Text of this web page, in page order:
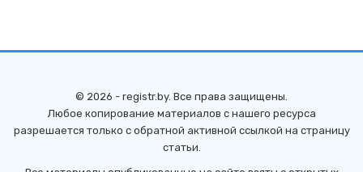
© 2026 - registr.by. Все права защищены.
Любое копирование материалов с нашего ресурса
разрешается только с обратной активной ссылкой на страницу
статьи.